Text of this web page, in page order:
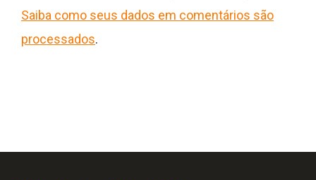
Saiba como seus dados em comentários são
processados.